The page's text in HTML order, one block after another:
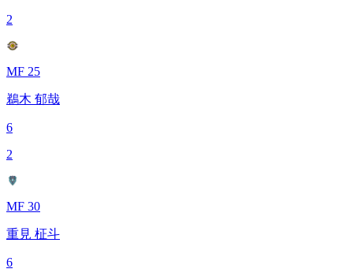
2
MF 25
鵜木 郁哉
6
2
MF 30
重見 柾斗
6